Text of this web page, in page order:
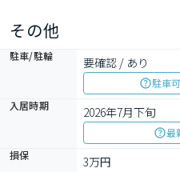
その他
駐車/駐輪 要確認 / あり
駐車
入居時期
2026年7月下旬
最
損保
3万円